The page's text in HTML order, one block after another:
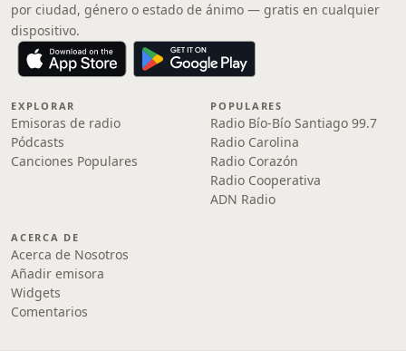
por ciudad, género o estado de ánimo — gratis en cualquier
dispositivo.
EXPLORAR
Emisoras de radio
Pódcasts
Canciones Populares
POPULARES
Radio Bío-Bío Santiago 99.7
Radio Carolina
Radio Corazón
Radio Cooperativa
ADN Radio
ACERCA DE
Acerca de Nosotros
Añadir emisora
Widgets
Comentarios